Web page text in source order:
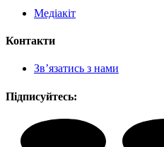
Медіакіт
Контакти
Зв’язатись з нами
Підписуйтесь: